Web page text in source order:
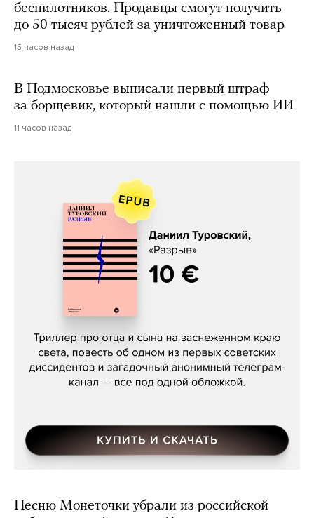
беспилотников. Продавцы смогут получить
до 50 тысяч рублей за уничтоженный товар
15 часов назад
В Подмосковье выписали первый штраф
за борщевик, который нашли с помощью ИИ
11 часов назад
Даниил Туровский, «Разрыв»
Песню Монеточки убрали из российской